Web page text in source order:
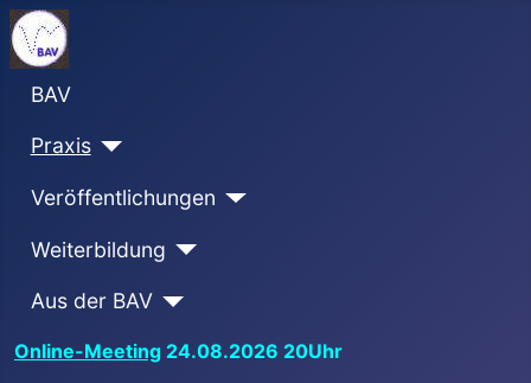
BAV
Praxis
Veröffentlichungen
Weiterbildung
Aus der BAV
Online-Meeting 24.08.2026 20Uhr